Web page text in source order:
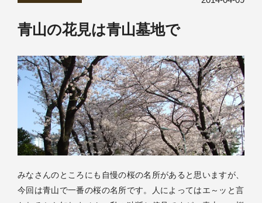
青山の花見は青山墓地で
みなさんのところにも自慢の桜の名所があると思いますが、
今回は青山で一番の桜の名所です。人によってはエ～ッと言